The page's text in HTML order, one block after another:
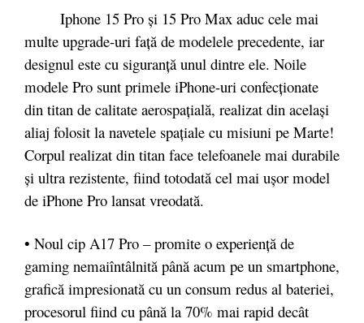
Iphone 15 Pro și 15 Pro Max aduc cele mai
multe upgrade-uri față de modelele precedente, iar
designul este cu siguranță unul dintre ele. Noile
modele Pro sunt primele iPhone-uri confecționate
din titan de calitate aerospațială, realizat din același
aliaj folosit la navetele spațiale cu misiuni pe Marte!
Corpul realizat din titan face telefoanele mai durabile
și ultra rezistente, fiind totodată cel mai ușor model
de iPhone Pro lansat vreodată.
• Noul cip A17 Pro – promite o experiență de
gaming nemaiîntâlnită până acum pe un smartphone,
grafică impresionată cu un consum redus al bateriei,
procesorul fiind cu până la 70% mai rapid decât